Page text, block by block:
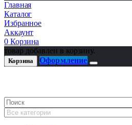
Главная
Каталог
Избранное
Аккаунт
0 Корзина
товар добавлен в корзину.
Корзина Оформление